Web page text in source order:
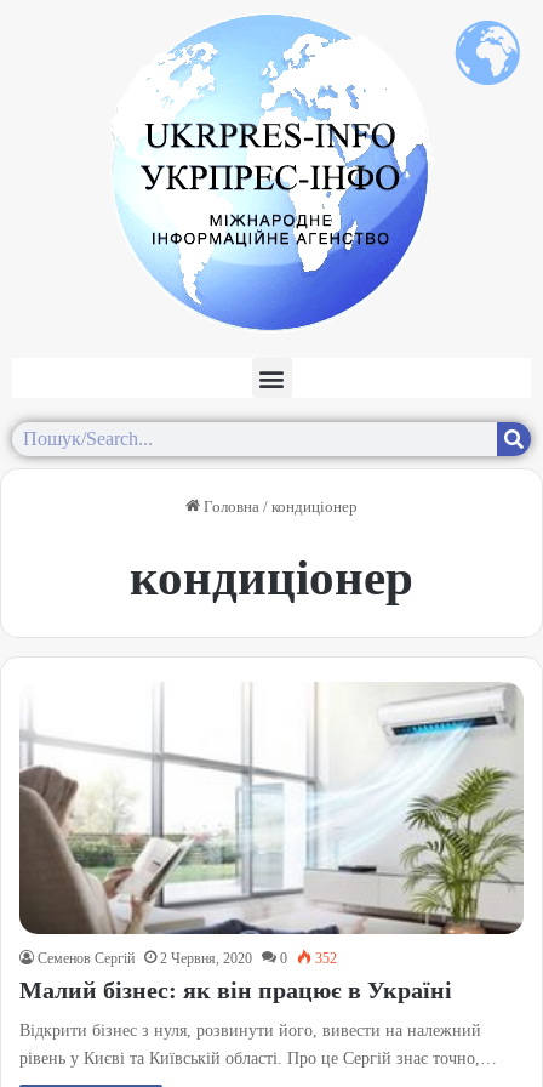
Головна / кондиціонер
кондиціонер
Семенов Сергій 2 Червня, 2020 0 352
Малий бізнес: як він працює в Україні
Відкрити бізнес з нуля, розвинути його, вивести на належний
рівень у Києві та Київській області. Про це Сергій знає точно,…